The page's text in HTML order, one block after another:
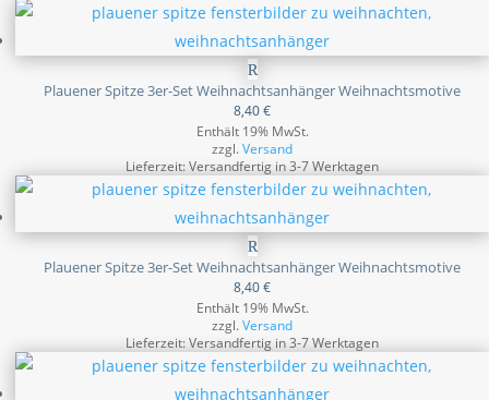
Plauener Spitze 3er-Set Weihnachtsanhänger Weihnachtsmotive
8,40€
Enthält 19% MwSt.
zzgl.Versand
Lieferzeit: Versandfertig in 3-7 Werktagen
Plauener Spitze 3er-Set Weihnachtsanhänger Weihnachtsmotive
8,40€
Enthält 19% MwSt.
zzgl.Versand
Lieferzeit: Versandfertig in 3-7 Werktagen